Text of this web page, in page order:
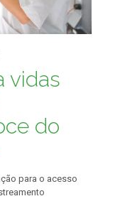
vidas
do
para o acesso